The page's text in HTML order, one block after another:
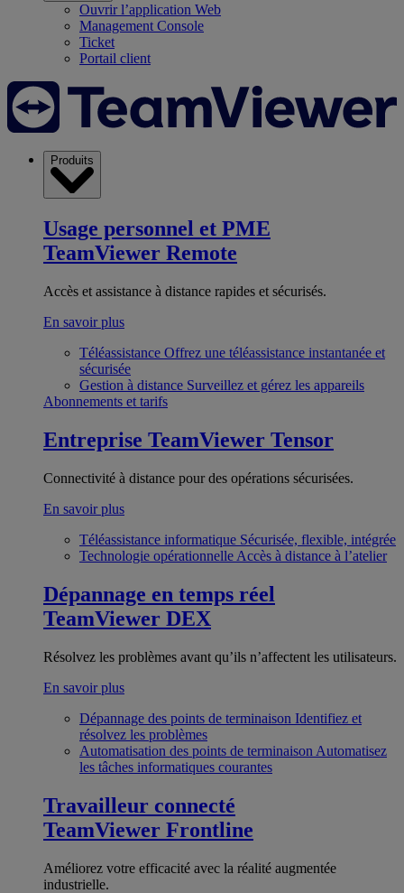
Ouvrir l’application Web
Management Console
Ticket
Portail client
Produits
Usage personnel et PME
TeamViewer Remote
Accès et assistance à distance rapides et sécurisés.
En savoir plus
Téléassistance Offrez une téléassistance instantanée et
sécurisée
Gestion à distance Surveillez et gérez les appareils
Abonnements et tarifs
Entreprise TeamViewer Tensor
Connectivité à distance pour des opérations sécurisées.
En savoir plus
Téléassistance informatique Sécurisée, flexible, intégrée
Technologie opérationnelle Accès à distance à l’atelier
Dépannage en temps réel
TeamViewer DEX
Résolvez les problèmes avant qu’ils n’affectent les utilisateurs.
En savoir plus
Dépannage des points de terminaison Identifiez et
résolvez les problèmes
Automatisation des points de terminaison Automatisez
les tâches informatiques courantes
Travailleur connecté
TeamViewer Frontline
Améliorez votre efficacité avec la réalité augmentée
industrielle.